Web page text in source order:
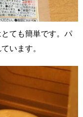
ても簡単です。パ
います。